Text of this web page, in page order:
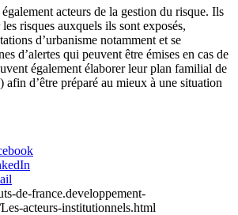
acteurs de la gestion du risque. Ils
risques auxquels ils sont exposés,
d’urbanisme notamment et se
d’alertes qui peuvent être émises en cas de
également élaborer leur plan familial de
afin d’être préparé au mieux à une situation
de-france.developpement-
acteurs-institutionnels.html